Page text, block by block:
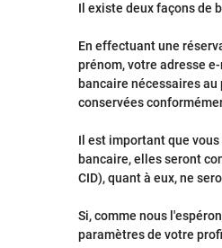
Il existe deux façons de
En effectuant une
prénom, votre adresse
bancaire nécessaires
conservées
Il est important que
bancaire, elles seront
CID), quant à eux, ne
Si, comme nous
paramètres de votre